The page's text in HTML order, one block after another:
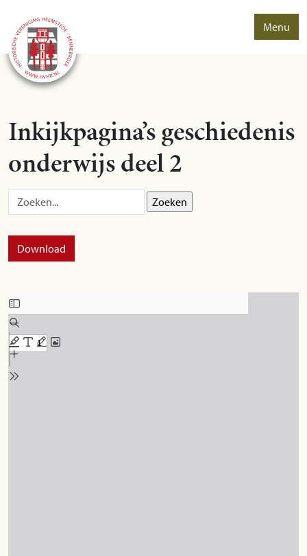
Menu
Inkijkpagina’s geschiedenis
onderwijs deel 2
Zoek op:
Download
Skip to PDF content